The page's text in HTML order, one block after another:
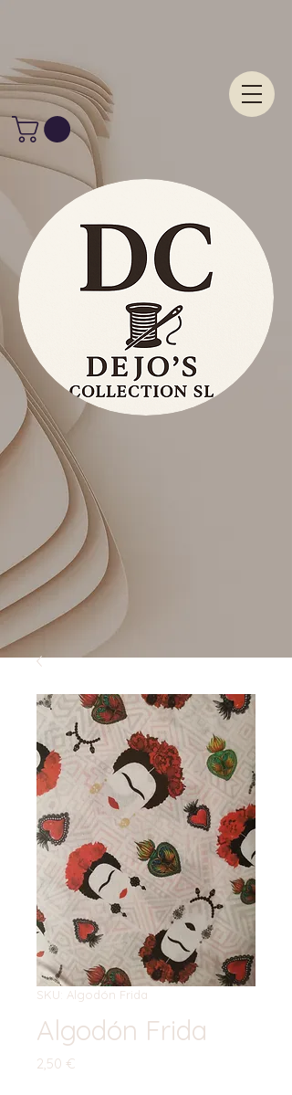
SKU: Algodón Frida
Algodón Frida
2,50 €